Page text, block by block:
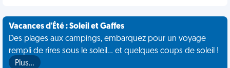
Vacances d'Été : Soleil et Gaffes
Des plages aux campings, embarquez pour un voyage
rempli de rires sous le soleil... et quelques coups de soleil !
Plus…